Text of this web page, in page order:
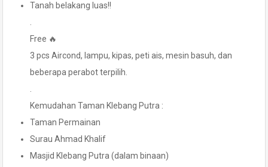
Tanah belakang luas!!
Free 🔥
3 pcs Aircond, lampu, kipas, peti ais, mesin basuh, dan
beberapa perabot terpilih.
Kemudahan Taman Klebang Putra :
Taman Permainan
Surau Ahmad Khalif
Masjid Klebang Putra (dalam binaan)